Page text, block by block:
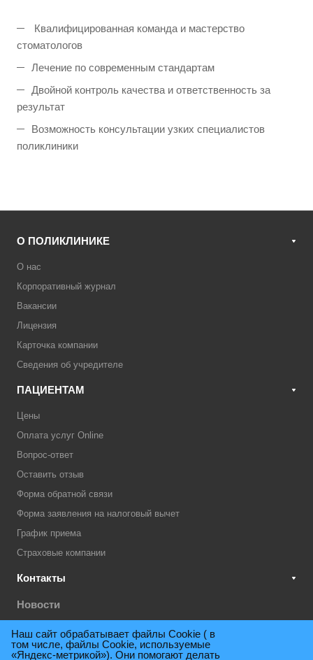
Квалифицированная команда и мастерство
стоматологов
Лечение по современным стандартам
Двойной контроль качества и ответственность за
результат
Возможность консультации узких специалистов
поликлиники
О ПОЛИКЛИНИКЕ
О нас
Корпоративный журнал
Вакансии
Лицензия
Карточка компании
Сведения об учредителе
ПАЦИЕНТАМ
Цены
Оплата услуг Online
Вопрос-ответ
Оставить отзыв
Форма обратной связи
Форма заявления на налоговый вычет
График приема
Страховые компании
Контакты
Новости
Техническая поддержка
Наш сайт обрабатывает файлы Cookie ( в
том числе, файлы Cookie, используемые
«Яндекс-метрикой»). Они помогают делать